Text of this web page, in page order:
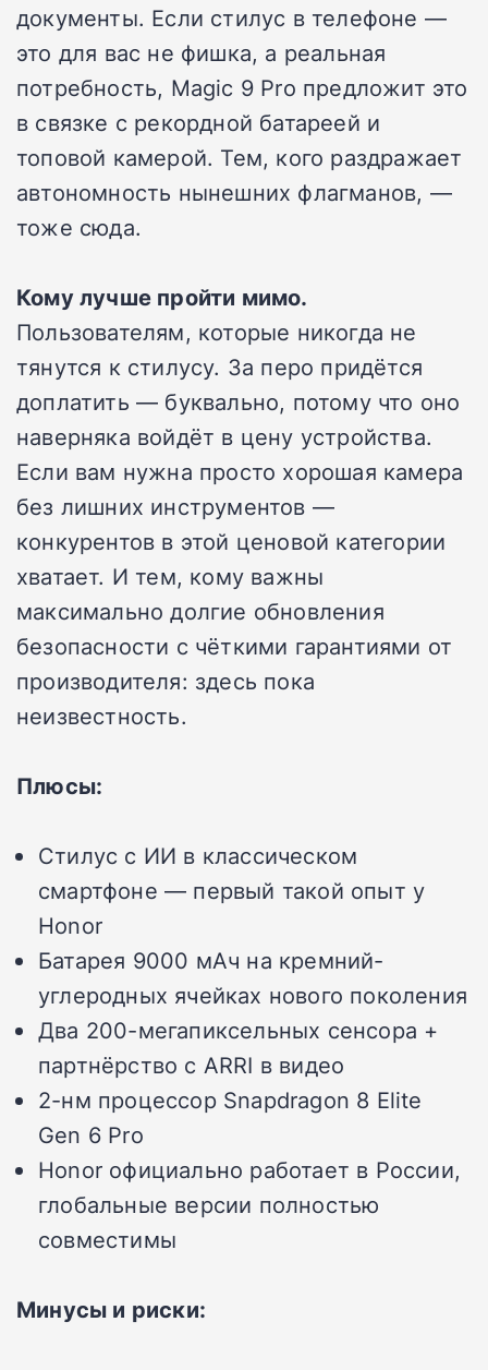
документы. Если стилус в телефоне —
это для вас не фишка, а реальная
потребность, Magic 9 Pro предложит это
в связке с рекордной батареей и
топовой камерой. Тем, кого раздражает
автономность нынешних флагманов, —
тоже сюда.
Кому лучше пройти мимо.
Пользователям, которые никогда не
тянутся к стилусу. За перо придётся
доплатить — буквально, потому что оно
наверняка войдёт в цену устройства.
Если вам нужна просто хорошая камера
без лишних инструментов —
конкурентов в этой ценовой категории
хватает. И тем, кому важны
максимально долгие обновления
безопасности с чёткими гарантиями от
производителя: здесь пока
неизвестность.
Плюсы:
Стилус с ИИ в классическом
смартфоне — первый такой опыт у
Honor
Батарея 9000 мАч на кремний-
углеродных ячейках нового поколения
Два 200-мегапиксельных сенсора +
партнёрство с ARRI в видео
2-нм процессор Snapdragon 8 Elite
Gen 6 Pro
Honor официально работает в России,
глобальные версии полностью
совместимы
Минусы и риски: